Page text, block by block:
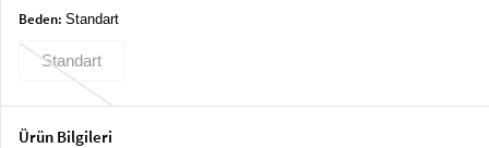
Giyimkeyboard_arrow_down
Dış
Giyim
Beden: Standart
Standart
Ürün Bilgileri